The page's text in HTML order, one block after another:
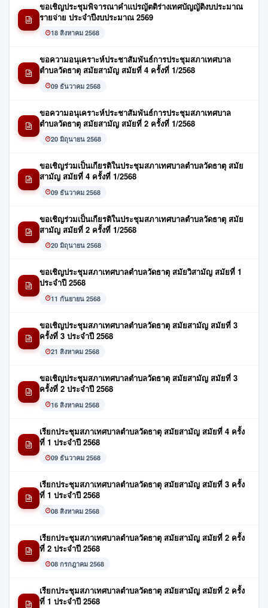
ขอเชิญประชุมพิจารณาคำแปรญัตติร่างเทศบัญญัติงบประมาณ
รายจ่าย ประจำปีงบประมาณ 2569
18 สิงหาคม 2568
ขอความอนุเคราะห์ประชาสัมพันธ์การประชุมสภาเทศบาล
ตำบลวัดธาตุ สมัยสามัญ สมัยที่ 4 ครั้งที่ 1/2568
09 ธันวาคม 2568
ขอความอนุเคราะห์ประชาสัมพันธ์การประชุมสภาเทศบาล
ตำบลวัดธาตุ สมัยสามัญ สมัยที่ 2 ครั้งที่ 1/2568
20 มิถุนายน 2568
ขอเชิญร่วมเป็นเกียรติในประชุมสภาเทศบาลตำบลวัดธาตุ สมัย
สามัญ สมัยที่ 4 ครั้งที่ 1/2568
09 ธันวาคม 2568
ขอเชิญร่วมเป็นเกียรติในประชุมสภาเทศบาลตำบลวัดธาตุ สมัย
สามัญ สมัยที่ 2 ครั้งที่ 1/2568
20 มิถุนายน 2568
ขอเชิญประชุมสภาเทศบาลตำบลวัดธาตุ สมัยวิสามัญ สมัยที่ 1
ประจำปี 2568
11 กันยายน 2568
ขอเชิญประชุมสภาเทศบาลตำบลวัดธาตุ สมัยสามัญ สมัยที่ 3
ครั้งที่ 3 ประจำปี 2568
21 สิงหาคม 2568
ขอเชิญประชุมสภาเทศบาลตำบลวัดธาตุ สมัยสามัญ สมัยที่ 3
ครั้งที่ 2 ประจำปี 2568
16 สิงหาคม 2568
เรียกประชุมสภาเทศบาลตำบลวัดธาตุ สมัยสามัญ สมัยที่ 4 ครั้ง
ที่ 1 ประจำปี 2568
09 ธันวาคม 2568
เรียกประชุมสภาเทศบาลตำบลวัดธาตุ สมัยสามัญ สมัยที่ 3 ครั้ง
ที่ 1 ประจำปี 2568
08 สิงหาคม 2568
เรียกประชุมสภาเทศบาลตำบลวัดธาตุ สมัยสามัญ สมัยที่ 2 ครั้ง
ที่ 2 ประจำปี 2568
08 กรกฎาคม 2568
เรียกประชุมสภาเทศบาลตำบลวัดธาตุ สมัยสามัญ สมัยที่ 2 ครั้ง
ที่ 1 ประจำปี 2568